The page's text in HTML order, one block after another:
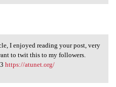
I enjoyed
I enjoyed reading your post, very
to twit this to my followers.
https://atunet.org/